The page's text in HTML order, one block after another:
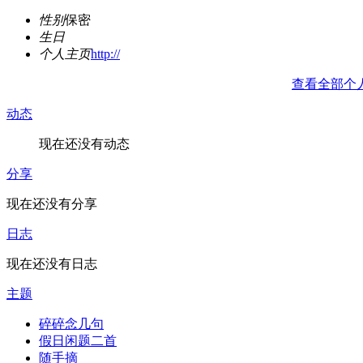
性别保密
生日
个人主页http://
查看全部个
动态
现在还没有动态
分享
现在还没有分享
日志
现在还没有日志
主题
碎碎念几句
假日闲题二首
随手摘